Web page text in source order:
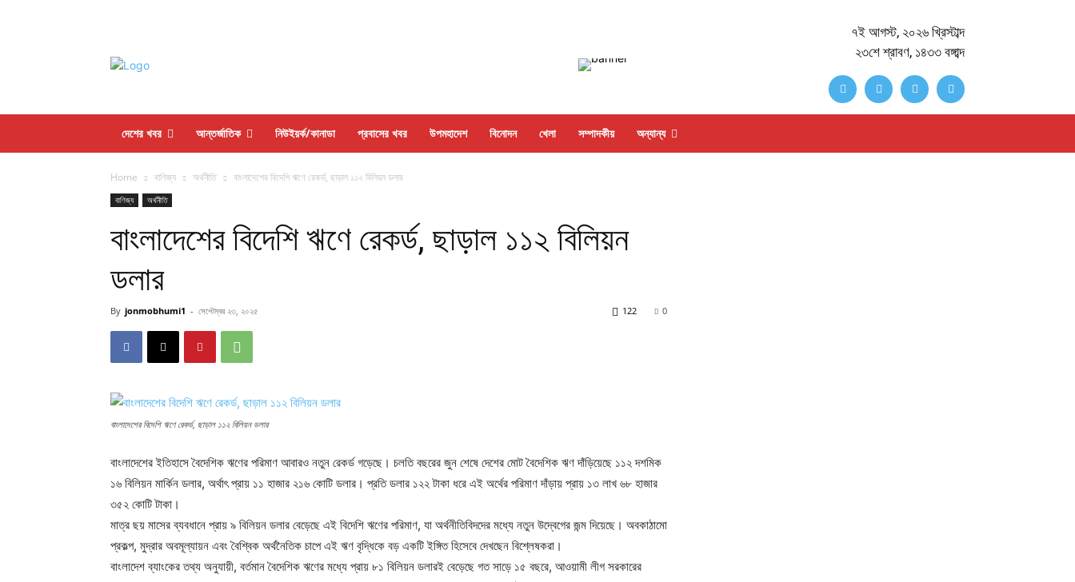
৭ই আগস্ট, ২০২৬ খ্রিস্টাব্দ
২৩শে শ্রাবণ, ১৪৩৩ বঙ্গাব্দ
দেশের খবর আন্তর্জাতিক নিউইয়র্ক/কানাডা প্রবাসের খবর উপমহাদেশ বিনোদন খেলা সম্পাদকীয় অন্যান্য
Home বাণিজ্য অর্থনীতি বাংলাদেশের বিদেশি ঋণে রেকর্ড, ছাড়াল ১১২ বিলিয়ন ডলার
বাণিজ্য অর্থনীতি
বাংলাদেশের বিদেশি ঋণে রেকর্ড, ছাড়াল ১১২ বিলিয়ন
ডলার
By jonmobhumi1 - সেপ্টেম্বর ২৩, ২০২৫ 0
122
বাংলাদেশের বিদেশি ঋণে রেকর্ড, ছাড়াল ১১২ বিলিয়ন ডলার
বাংলাদেশের ইতিহাসে বৈদেশিক ঋণের পরিমাণ আবারও নতুন রেকর্ড গড়েছে। চলতি বছরের জুন শেষে দেশের মোট বৈদেশিক ঋণ দাঁড়িয়েছে ১১২ দশমিক
১৬ বিলিয়ন মার্কিন ডলার, অর্থাৎ প্রায় ১১ হাজার ২১৬ কোটি ডলার। প্রতি ডলার ১২২ টাকা ধরে এই অর্থের পরিমাণ দাঁড়ায় প্রায় ১৩ লাখ ৬৮ হাজার
৩৫২ কোটি টাকা।
মাত্র ছয় মাসের ব্যবধানে প্রায় ৯ বিলিয়ন ডলার বেড়েছে এই বিদেশি ঋণের পরিমাণ, যা অর্থনীতিবিদদের মধ্যে নতুন উদ্বেগের জন্ম দিয়েছে। অবকাঠামো
প্রকল্প, মুদ্রার অবমূল্যায়ন এবং বৈশ্বিক অর্থনৈতিক চাপে এই ঋণ বৃদ্ধিকে বড় একটি ইঙ্গিত হিসেবে দেখছেন বিশ্লেষকরা।
বাংলাদেশ ব্যাংকের তথ্য অনুযায়ী, বর্তমান বৈদেশিক ঋণের মধ্যে প্রায় ৮১ বিলিয়ন ডলারই বেড়েছে গত সাড়ে ১৫ বছরে, আওয়ামী লীগ সরকারের